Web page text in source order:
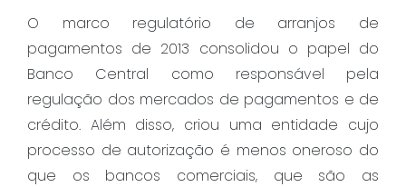
O marco regulatório de arranjos de
pagamentos de 2013 consolidou o papel do
Banco Central como responsável pela
regulação dos mercados de pagamentos e de
crédito. Além disso, criou uma entidade cujo
processo de autorização é menos oneroso do
que os bancos comerciais, que são as